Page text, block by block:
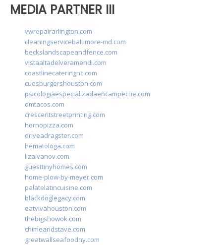
MEDIA PARTNER III
vwrepairarlington.com
cleaningservicebaltimore-md.com
beckslandscapeandfence.com
vistaaltadelveramendi.com
coastlinecateringnc.com
cuesburgershouston.com
psicologiaespecializadaencampeche.com
dmtacos.com
crescentstreetprinting.com
hornopizza.com
driveadragster.com
hematologa.com
lizaivanov.com
guesttinyhomes.com
home-plow-by-meyer.com
palatelatincuisine.com
blackdoglegacy.com
eatvivahouston.com
thebigshowok.com
chimeandstave.com
greatwallseafoodny.com